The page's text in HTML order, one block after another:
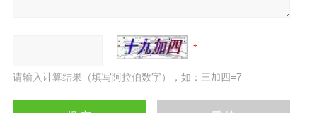
请输入计算结果（填写阿拉伯数字），如：三加四=7